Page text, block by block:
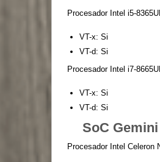
Procesador Intel i5-
VT-x: Si
VT-d: Si
Procesador Intel i7-
VT-x: Si
VT-d: Si
SoC
Procesador Intel Celeron